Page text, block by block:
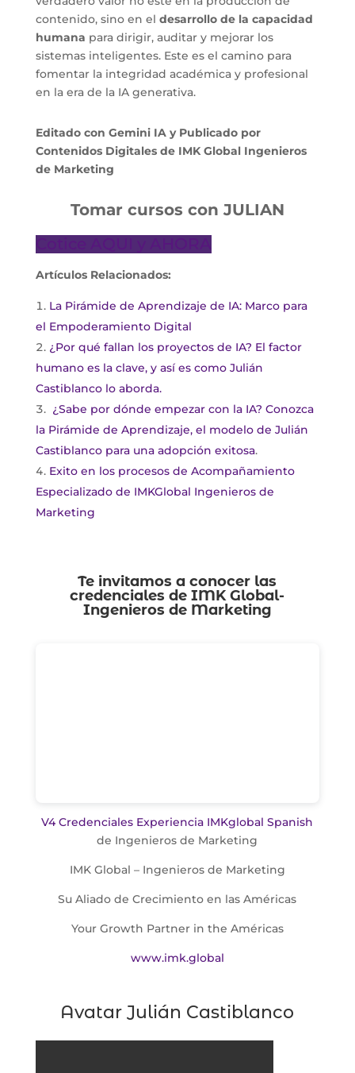
contenido, sino en el desarrollo de la capacidad
humana para dirigir, auditar y mejorar los
sistemas inteligentes. Este es el camino para
fomentar la integridad académica y profesional
en la era de la IA generativa.
Editado con Gemini IA y Publicado por
Contenidos Digitales de IMK Global Ingenieros
de Marketing
Tomar cursos con JULIAN
Artículos Relacionados:
La Pirámide de Aprendizaje de IA: Marco para
el Empoderamiento Digital
¿Por qué fallan los proyectos de IA? El factor
humano es la clave, y así es como Julián
Castiblanco lo aborda.
¿Sabe por dónde empezar con la IA? Conozca
la Pirámide de Aprendizaje, el modelo de Julián
Castiblanco para una adopción exitosa.
Exito en los procesos de Acompañamiento
Especializado de IMKGlobal Ingenieros de
Marketing
Te invitamos a conocer las
credenciales deIMK Global-
Ingenieros de Marketing
V4 Credenciales Experiencia IMKglobal Spanish
de Ingenieros de Marketing
IMK Global – Ingenieros de Marketing
Su Aliado de Crecimiento en las Américas
Your Growth Partner in the Américas
www.imk.global
Avatar Julián Castiblanco